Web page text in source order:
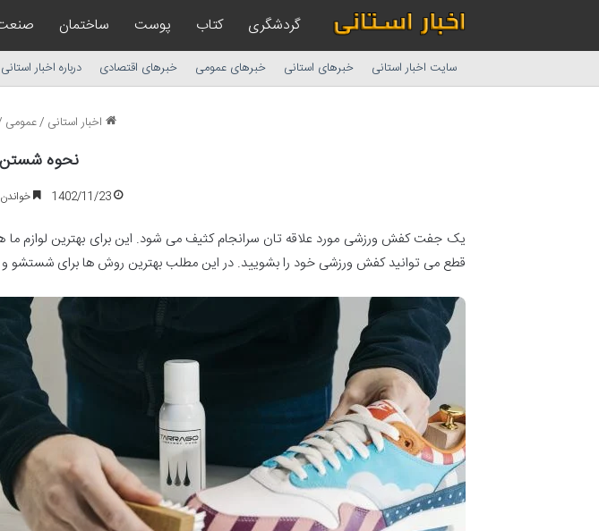
گردشگری کتاب پوست ساختمان
سایت اخبار استانی خبرهای استانی خبرهای عمومی خبرهای اقتصادی درباره اخبار استانی
اخبار استانی /عمومی
نحوه شستن
1402/11/23 خواندن این
یک جفت کفش ورزشی مورد علاقه تان سرانجام کثیف می شود. این برای بهترین لوازم
قطع می توانید کفش ورزشی خود را بشویید. در این مطلب بهترین روش ها برای شستشو